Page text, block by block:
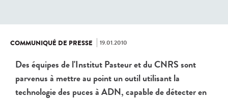
COMMUNIQUÉ DE PRESSE 19.01.2010
Des équipes de l'Institut Pasteur et du CNRS sont
parvenus à mettre au point un outil utilisant la
technologie des puces à ADN, capable de détecter en